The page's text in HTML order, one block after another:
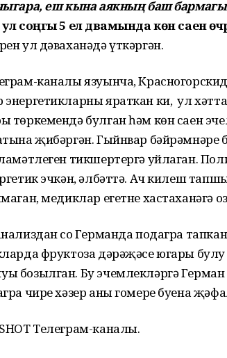
еш кына аякның баш
соңгы 5 ел дәвамында көн саен
ул дәваханәдә үткәргән.
каналы язуынча,
яраткан ки, ул
төркемендә булган һәм көн саен
җибәргән. Гыйнвар бәйрәмнәре
тикшертергә уйлаган.
эчкән, әлбәттә. Ач килеш
медиклар егетне хастаханәгә
соң Германда подагра
фруктоза дәрәҗәсе югары булу
бозылган. Бу эчемлекләргә Герман
чире хәзер аны гомере буена
Телеграм-каналы.